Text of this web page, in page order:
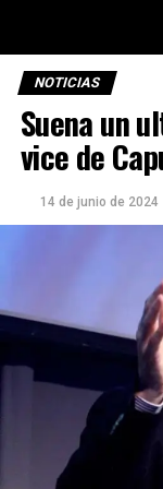
NOTICIAS
Suena un
vice de
14 de junio de 2024